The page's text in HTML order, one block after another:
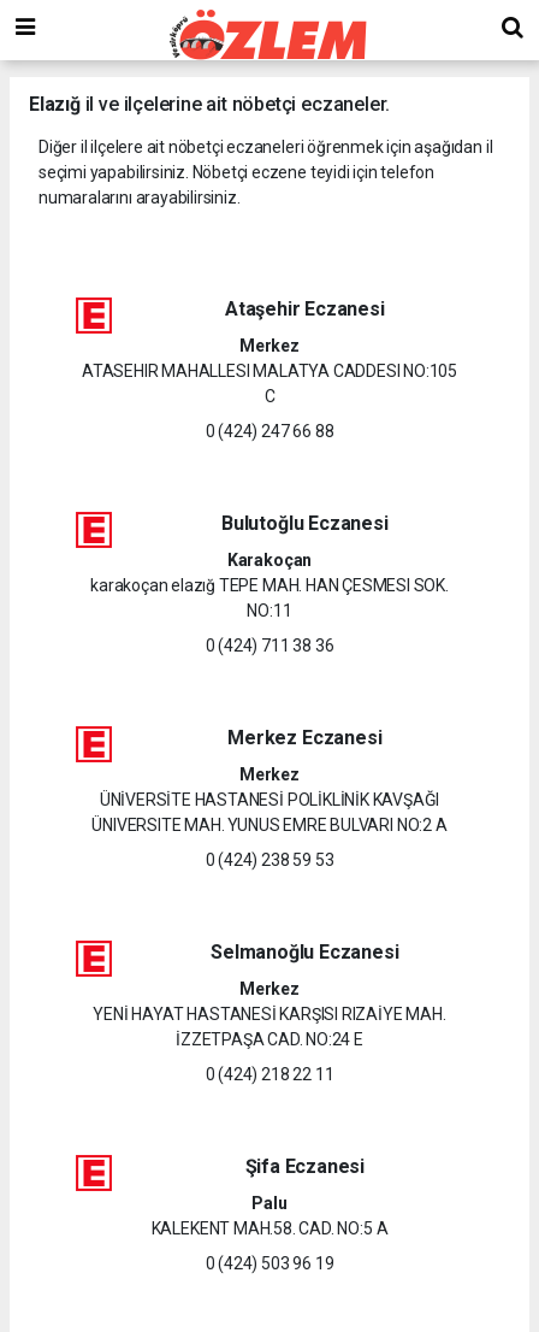
Elazığil ve ilçelerine ait nöbetçi eczaneler.
Diğer il ilçelere ait nöbetçi eczaneleri öğrenmek için aşağıdan il
seçimi yapabilirsiniz. Nöbetçi eczene teyidi için telefon
numaralarını arayabilirsiniz.
Ataşehir Eczanesi
Merkez
ATASEHIR MAHALLESI MALATYA CADDESI NO:105
C
0 (424) 247 66 88
Bulutoğlu Eczanesi
Karakoçan
karakoçan elazığ TEPE MAH. HAN ÇESMESI SOK.
NO:11
0 (424) 711 38 36
Merkez Eczanesi
Merkez
ÜNİVERSİTE HASTANESİ POLİKLİNİK KAVŞAĞI
ÜNIVERSITE MAH. YUNUS EMRE BULVARI NO:2 A
0 (424) 238 59 53
Selmanoğlu Eczanesi
Merkez
YENİ HAYAT HASTANESİ KARŞISI RIZAİYE MAH.
İZZETPAŞA CAD. NO:24 E
0 (424) 218 22 11
Şifa Eczanesi
Palu
KALEKENT MAH.58. CAD. NO:5 A
0 (424) 503 96 19